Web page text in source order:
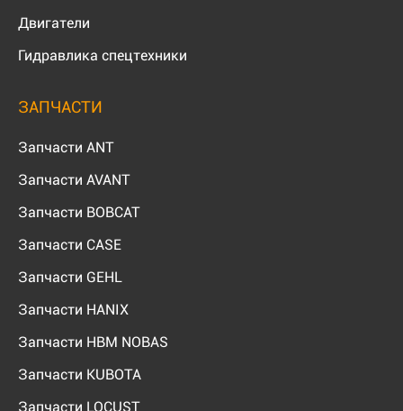
Двигатели
Гидравлика спецтехники
ЗАПЧАСТИ
Запчасти ANT
Запчасти AVANT
Запчасти BOBCAT
Запчасти CASE
Запчасти GEHL
Запчасти HANIX
Запчасти HBM NOBAS
Запчасти KUBOTA
Запчасти LOCUST